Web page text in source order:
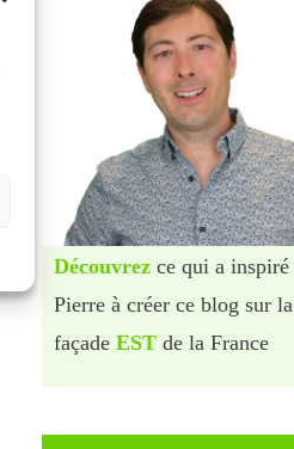
Découvrezce qui a inspiré
Pierre à créer ce blog sur la
façade ESTde la France